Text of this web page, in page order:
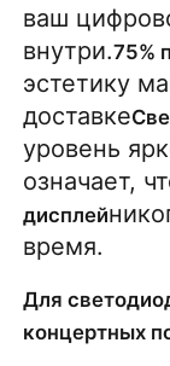
ваш
внутри.75%
эстетику
доставке
уровень
означает,
дисплей
время.
Для
концертных